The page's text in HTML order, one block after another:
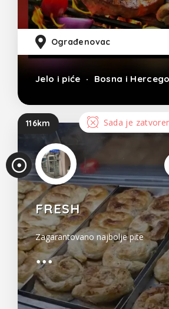
Ograđenovac
Jelo i piće Bosna i
116km Sada je
FRESH
Zagarantovano najbolje pite